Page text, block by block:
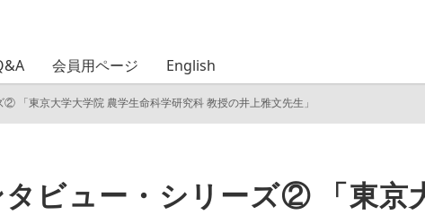
会員用ページ English
「東京大学大学院 農学生命科学研究科 教授の井上雅文先生」
ビュー・シリーズ② 「東京